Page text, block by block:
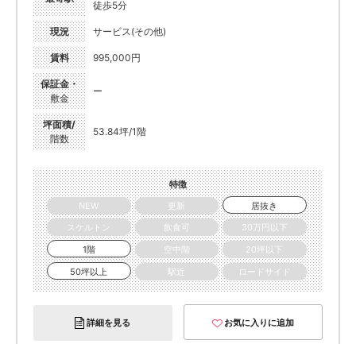
徒歩5分
現況 サービス(その他)
賃料 995,000円
保証金・
敷金
ー
坪面積/
階数
53.84坪/1階
特徴
NEW
更新
居抜き
スケルトン
飲食可
30万円以下
1階
空中階
20坪以下
50坪以上
駅近 ロードサイド
詳細を見る お気に入りに追加